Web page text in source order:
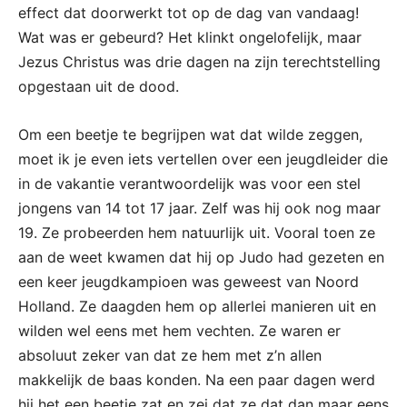
effect dat doorwerkt tot op de dag van vandaag!
Wat was er gebeurd? Het klinkt ongelofelijk, maar
Jezus Christus was drie dagen na zijn terechtstelling
opgestaan uit de dood.
Om een beetje te begrijpen wat dat wilde zeggen,
moet ik je even iets vertellen over een jeugdleider die
in de vakantie verantwoordelijk was voor een stel
jongens van 14 tot 17 jaar. Zelf was hij ook nog maar
19. Ze probeerden hem natuurlijk uit. Vooral toen ze
aan de weet kwamen dat hij op Judo had gezeten en
een keer jeugdkampioen was geweest van Noord
Holland. Ze daagden hem op allerlei manieren uit en
wilden wel eens met hem vechten. Ze waren er
absoluut zeker van dat ze hem met z’n allen
makkelijk de baas konden. Na een paar dagen werd